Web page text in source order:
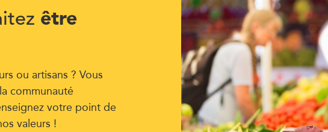
être
ou artisans ? Vous
communauté
votre point de
valeurs !